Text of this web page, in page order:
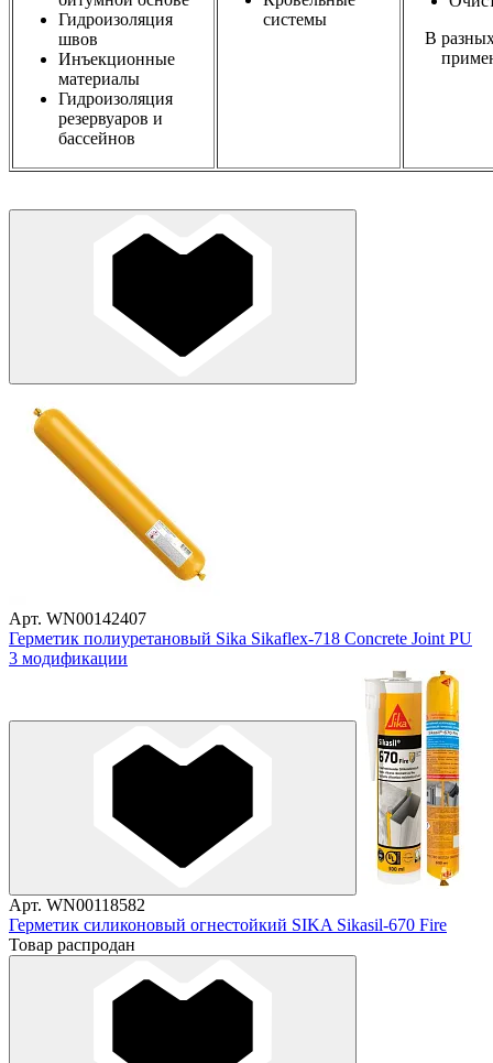
Гидроизоляция
швов
Инъекционные
материалы
Гидроизоляция
резервуаров и
бассейнов
системы
В
Арт. WN00142407
Герметик полиуретановый Sika Sikaflex-718 Concrete Joint PU
3 модификации
Арт. WN00118582
Герметик силиконовый огнестойкий SIKA Sikasil-670 Fire
Товар распродан